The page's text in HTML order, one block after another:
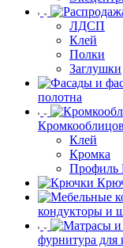
ЛДСП
Клей
Полки
Заглушки
полотна
Клей
Кромка
кондукторы и
фурнитура для